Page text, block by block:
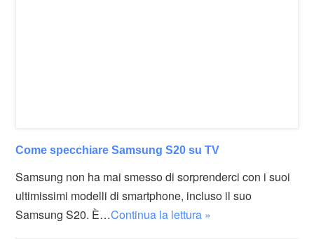
Come specchiare Samsung S20 su TV
Samsung non ha mai smesso di sorprenderci con i suoi
ultimissimi modelli di smartphone, incluso il suo
Samsung S20. È…Continua la lettura »